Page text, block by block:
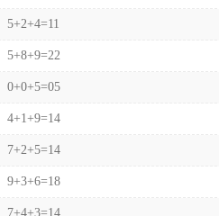
5+2+4=11
5+8+9=22
0+0+5=05
4+1+9=14
7+2+5=14
9+3+6=18
7+4+3=14